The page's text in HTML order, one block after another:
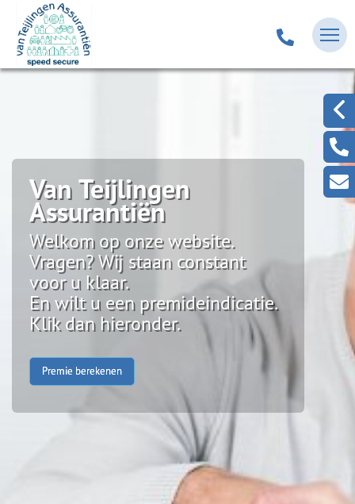
Van Teijlingen
Assurantiën
Welkom op onze website.
Vragen? Wij staan constant
voor u klaar.
En wilt u een premideindicatie.
Klik dan hieronder.
Premie berekenen